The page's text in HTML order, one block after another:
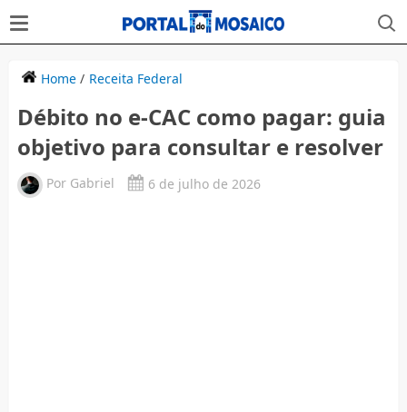
Home/ Receita Federal
Débito no e-CAC como pagar: guia
objetivo para consultar e resolver
Por Gabriel 6 de julho de 2026